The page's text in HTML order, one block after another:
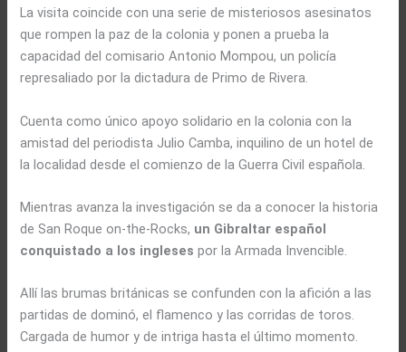
La visita coincide con una serie de misteriosos asesinatos
que rompen la paz de la colonia y ponen a prueba la
capacidad del comisario Antonio Mompou, un policía
represaliado por la dictadura de Primo de Rivera.
Cuenta como único apoyo solidario en la colonia con la
amistad del periodista Julio Camba, inquilino de un hotel de
la localidad desde el comienzo de la Guerra Civil española.
Mientras avanza la investigación se da a conocer la historia
de San Roque on-the-Rocks, un Gibraltar español
conquistado a los ingleses por la Armada Invencible.
Allí las brumas británicas se confunden con la afición a las
partidas de dominó, el flamenco y las corridas de toros.
Cargada de humor y de intriga hasta el último momento.